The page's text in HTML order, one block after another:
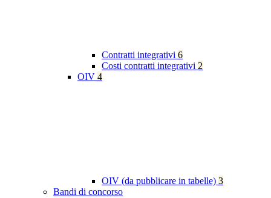
Contratti integrativi 6
Costi contratti integrativi 2
OIV 4
OIV (da pubblicare in tabelle) 3
Bandi di concorso